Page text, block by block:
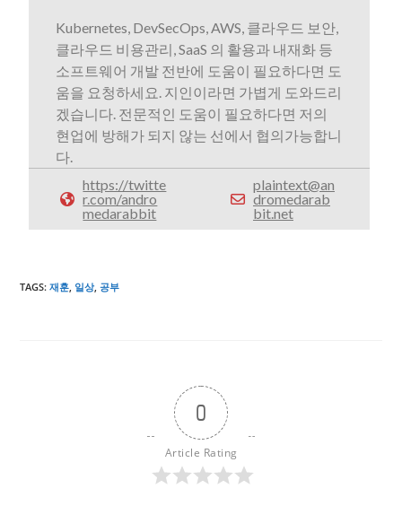
Kubernetes, DevSecOps, AWS, 클라우드 보안,
클라우드 비용관리, SaaS 의 활용과 내재화 등
소프트웨어 개발 전반에 도움이 필요하다면 도
움을 요청하세요. 지인이라면 가볍게 도와드리
겠습니다. 전문적인 도움이 필요하다면 저의
현업에 방해가 되지 않는 선에서 협의가능합니
다.
https://twitte
r.com/andro
medarabbit
plaintext@an
dromedarab
bit.net
TAGS:재훈, 일상, 공부
0
Article Rating